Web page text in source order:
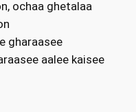
ochaa ghetalaa
gharaasee
aalee kaisee